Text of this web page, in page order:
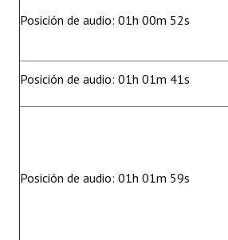
Posición de audio: 01h 00m 52s
Posición de audio: 01h 01m 41s
Posición de audio: 01h 01m 59s